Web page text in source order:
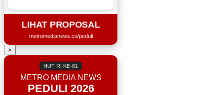
LIHAT PROPOSAL
metromedianews.co/peduli
×
HUT RI KE-81
METRO MEDIA NEWS
PEDULI 2026